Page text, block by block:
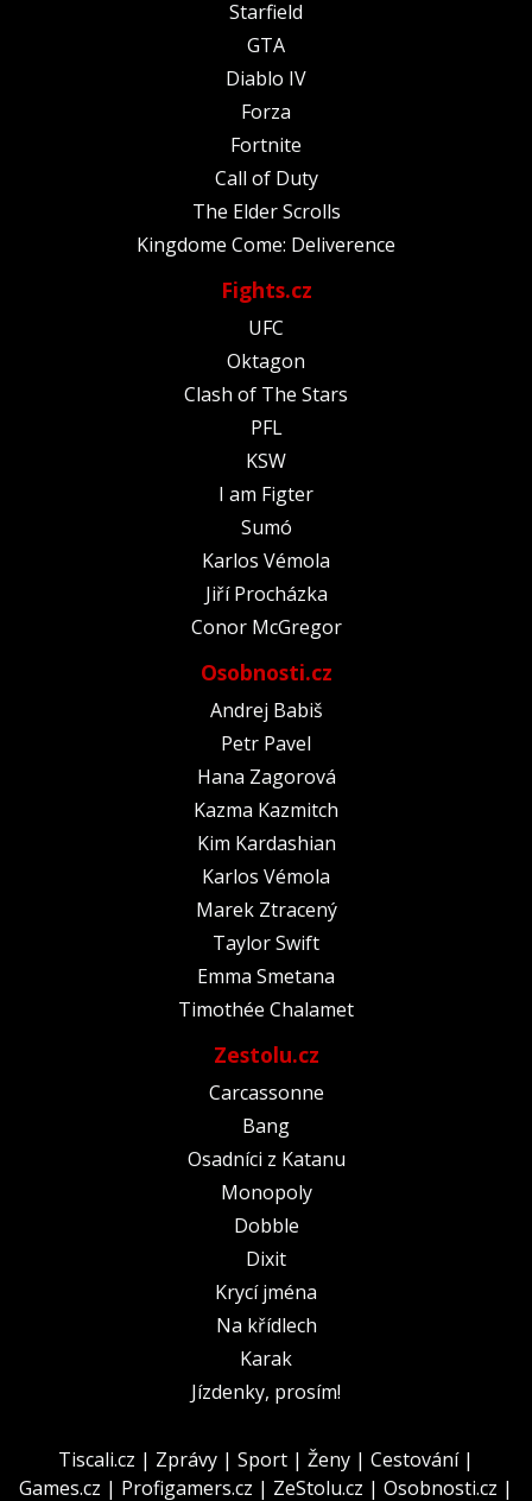
Starfield
GTA
Diablo IV
Forza
Fortnite
Call of Duty
The Elder Scrolls
Kingdome Come: Deliverence
Fights.cz
UFC
Oktagon
Clash of The Stars
PFL
KSW
I am Figter
Sumó
Karlos Vémola
Jiří Procházka
Conor McGregor
Osobnosti.cz
Andrej Babiš
Petr Pavel
Hana Zagorová
Kazma Kazmitch
Kim Kardashian
Karlos Vémola
Marek Ztracený
Taylor Swift
Emma Smetana
Timothée Chalamet
Zestolu.cz
Carcassonne
Bang
Osadníci z Katanu
Monopoly
Dobble
Dixit
Krycí jména
Na křídlech
Karak
Jízdenky, prosím!
Tiscali.cz | Zprávy | Sport | Ženy | Cestování|
Games.cz | Profigamers.cz | ZeStolu.cz | Osobnosti.cz |